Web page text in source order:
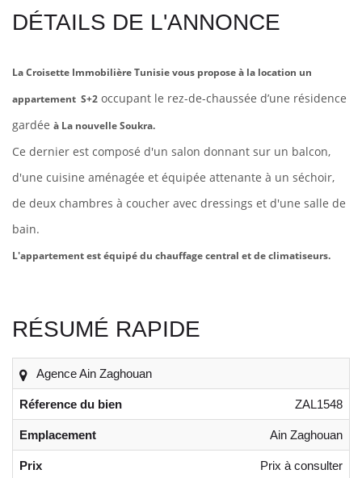
DÉTAILS DE L'ANNONCE
La Croisette Immobilière Tunisie vous propose à la location un
appartement S+2 occupant le rez-de-chaussée d’une résidence
gardée à La nouvelle Soukra.
Ce dernier est composé d'un salon donnant sur un balcon,
d'une cuisine aménagée et équipée attenante à un séchoir,
de deux chambres à coucher avec dressings et d'une salle de
bain.
L'appartement est équipé du chauffage central et de climatiseurs.
RÉSUMÉ RAPIDE
Agence Ain Zaghouan
Réference du bien ZAL1548
Emplacement Ain Zaghouan
Prix Prix à consulter